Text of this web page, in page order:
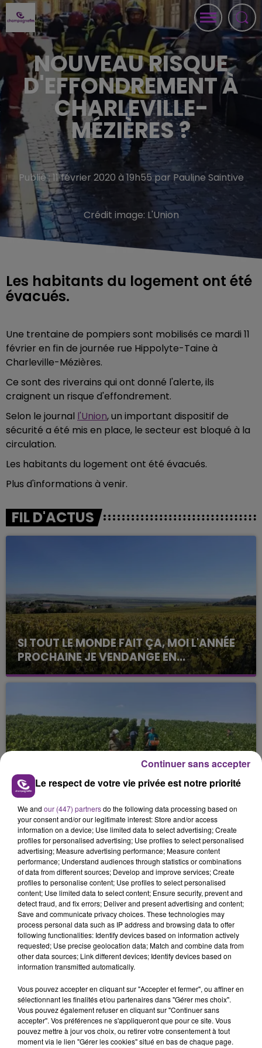
NOUVEAU RISQUE
D'EFFONDREMENT À
CHARLEVILLE-
MÉZIÈRES ?
Publié : 11 février 2020 à 19h55 par Pauline Saintive
Crédit image: L'Union
Les habitants du logement ont été
évacués.
Une trentaine de pompiers sont mobilisés ce mardi 11
février en fin de journée rue Hippolyte-Taine à
Charleville-Mézières.
Ce sont des riverains qui ont donné l'alerte, ils
craignent un risque d'effondrement.
Selon le journal l'Union, un important dispositif de
sécurité a été mis en place, le secteur est bloqué à la
circulation.
Les habitants du logement ont été évacués.
Plus d'informations à venir.
FIL D'ACTUS
SI TOUT LE MONDE FAIT ÇA, MOI L'ANNÉE
PROCHAINE JE VENDANGE EN...
La vendange en Champagne a débuté ce jeudi 6
août dans la commune de Montgueux (Aube). Du
L'INSPECTION DU TRAVAIL RAPPELLE À
L'ORDRE SUR LES CONDITIONS DE...
Alors que les dates de début des vendange 2026
s'est avéré être plus précoce que prévu,
l'inspection du Travail en profite pour rappeler
les conditions de...
TITRES DIFFUSÉS
6h46
6h46
ARIANA GRANDE
Hate That I Made You Love
Me
6h43
6h43
IYAZ
Replay
Le respect de votre vie privée est notre priorité
We and our (447) partnersdo the following data processing based on
your consent and/or our legitimate interest: Store and/or access
information on a device; Use limited data to select advertising; Create
profiles for personalised advertising; Use profiles to select personalised
advertising; Measure advertising performance; Measure content
performance; Understand audiences through statistics or combinations
of data from different sources; Develop and improve services; Create
profiles to personalise content; Use profiles to select personalised
content; Use limited data to select content; Ensure security, prevent and
detect fraud, and fix errors; Deliver and present advertising and content;
Save and communicate privacy choices. These technologies may
process personal data such as IP address and browsing data to offer
following functionalities: Identify devices based on information actively
requested; Use precise geolocation data; Match and combine data from
other data sources; Link different devices; Identify devices based on
information transmitted automatically.
Vous pouvez accepter en cliquant sur "Accepter et fermer", ou affiner en
sélectionnant les finalités et/ou partenaires dans "Gérer mes choix".
Vous pouvez également refuser en cliquant sur "Continuer sans
accepter". Vos préférences ne s'appliqueront que pour ce site. Vous
pouvez mettre à jour vos choix, ou retirer votre consentement à tout
moment via le lien "Gérer les cookies" situé en bas de chaque page.
Continuer sans accepter